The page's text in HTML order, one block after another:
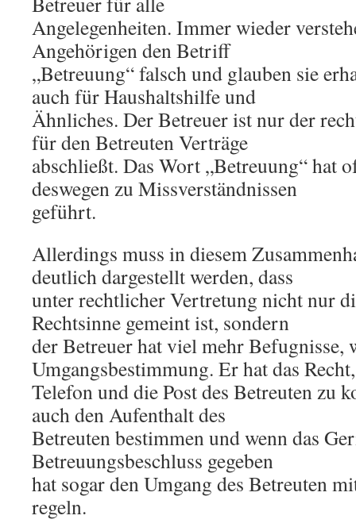
Angelegenheiten. Immer wieder
Angehörigen den Betriff
„Betreuung“ falsch und glauben sie
auch für Haushaltshilfe und
Ähnliches. Der Betreuer ist nur der
für den Betreuten Verträge
abschließt. Das Wort „Betreuung“ hat
deswegen zu Missverständnissen
geführt.
Allerdings muss in diesem
deutlich dargestellt werden, dass
unter rechtlicher Vertretung nicht nur
Rechtsinne gemeint ist, sondern
der Betreuer hat viel mehr Befugnisse,
Umgangsbestimmung. Er hat das
Telefon und die Post des Betreuten zu
auch den Aufenthalt des
Betreuten bestimmen und wenn das
Betreuungsbeschluss gegeben
hat sogar den Umgang des Betreuten
regeln.